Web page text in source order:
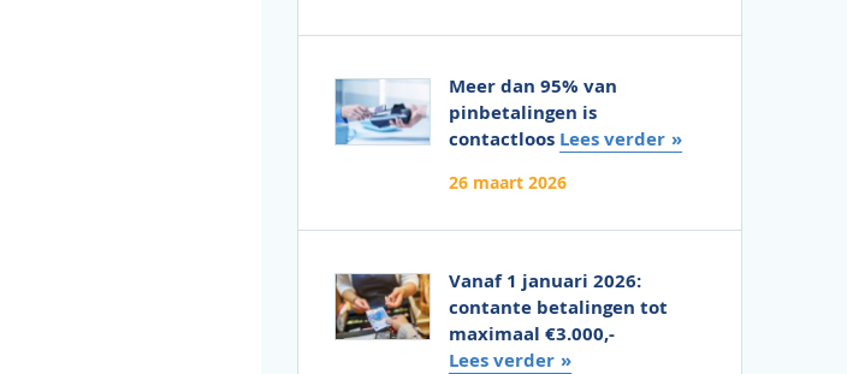
Meer dan 95% van
pinbetalingen is
contactloos Lees verder
26 maart 2026
Vanaf 1 januari 2026:
contante betalingen tot
maximaal €3.000,-
Lees verder